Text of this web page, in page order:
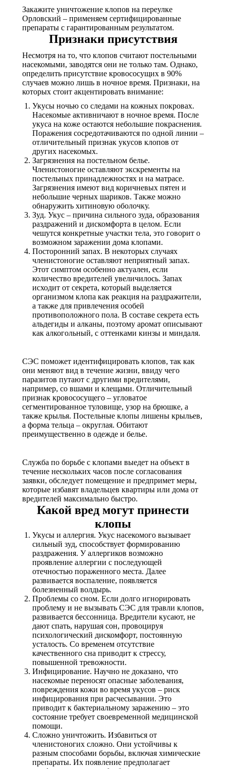
Закажите уничтожение клопов на переулке
Орловский – применяем сертифицированные
препараты с гарантированным результатом.
Признаки присутствия
Несмотря на то, что клопов считают постельными
насекомыми, заводятся они не только там. Однако,
определить присутствие кровососущих в 90%
случаев можно лишь в ночное время. Признаки, на
которых стоит акцентировать внимание:
Укусы ночью со следами на кожных покровах.
Насекомые активничают в ночное время. После
укуса на коже остаются небольшие покраснения.
Поражения сосредотачиваются по одной линии –
отличительный признак укусов клопов от
других насекомых.
Загрязнения на постельном белье.
Членистоногие оставляют экскременты на
постельных принадлежностях и на матрасе.
Загрязнения имеют вид коричневых пятен и
небольшие черных шариков. Также можно
обнаружить хитиновую оболочку.
Зуд. Укус – причина сильного зуда, образования
раздражений и дискомфорта в целом. Если
чешутся конкретные участки тела, это говорит о
возможном заражении дома клопами.
Посторонний запах. В некоторых случаях
членистоногие оставляют неприятный запах.
Этот симптом особенно актуален, если
количество вредителей увеличилось. Запах
исходит от секрета, который выделяется
организмом клопа как реакция на раздражители,
а также для привлечения особей
противоположного пола. В составе секрета есть
альдегиды и алканы, поэтому аромат описывают
как алкогольный, с оттенками кинзы и миндаля.
СЭС поможет идентифицировать клопов, так как
они меняют вид в течение жизни, ввиду чего
паразитов путают с другими вредителями,
например, со вшами и клещами. Отличительный
признак кровососущего – угловатое
сегментированное туловище, узор на брюшке, а
также крылья. Постельные клопы лишены крыльев,
а форма тельца – округлая. Обитают
преимущественно в одежде и белье.
Служба по борьбе с клопами выедет на объект в
течение нескольких часов после согласования
заявки, обследует помещение и предпримет меры,
которые избавят владельцев квартиры или дома от
вредителей максимально быстро.
Какой вред могут принести
клопы
Укусы и аллергия. Укус насекомого вызывает
сильный зуд, способствует формированию
раздражения. У аллергиков возможно
проявление аллергии с последующей
отечностью пораженного места. Далее
развивается воспаление, появляется
болезненный волдырь.
Проблемы со сном. Если долго игнорировать
проблему и не вызывать СЭС для травли клопов,
развивается бессонница. Вредители кусают, не
дают спать, нарушая сон, провоцируя
психологический дискомфорт, постоянную
усталость. Со временем отсутствие
качественного сна приводит к стрессу,
повышенной тревожности.
Инфицирование. Научно не доказано, что
насекомые переносят опасные заболевания,
повреждения кожи во время укусов – риск
инфицирования при расчесывании. Это
приводит к бактериальному заражению – это
состояние требует своевременной медицинской
помощи.
Сложно уничтожить. Избавиться от
членистоногих сложно. Они устойчивы к
разным способами борьбы, включая химические
препараты. Их появление предполагает